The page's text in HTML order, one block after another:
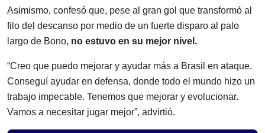
Asimismo, confesó que, pese al gran gol que transformó al
filo del descanso por medio de un fuerte disparo al palo
largo de Bono, no estuvo en su mejor nivel.
“Creo que puedo mejorar y ayudar más a Brasil en ataque.
Conseguí ayudar en defensa, donde todo el mundo hizo un
trabajo impecable. Tenemos que mejorar y evolucionar.
Vamos a necesitar jugar mejor”, advirtió.